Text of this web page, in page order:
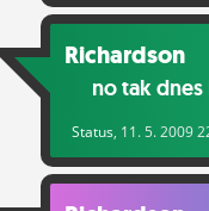
Richardson
no tak
Status, 11. 5. 2009